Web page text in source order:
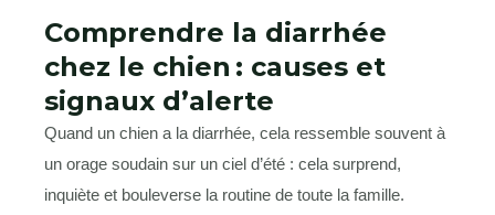
Comprendre la diarrhée
chez le chien : causes et
signaux d’alerte
Quand un chien a la diarrhée, cela ressemble souvent à
un orage soudain sur un ciel d’été : cela surprend,
inquiète et bouleverse la routine de toute la famille.